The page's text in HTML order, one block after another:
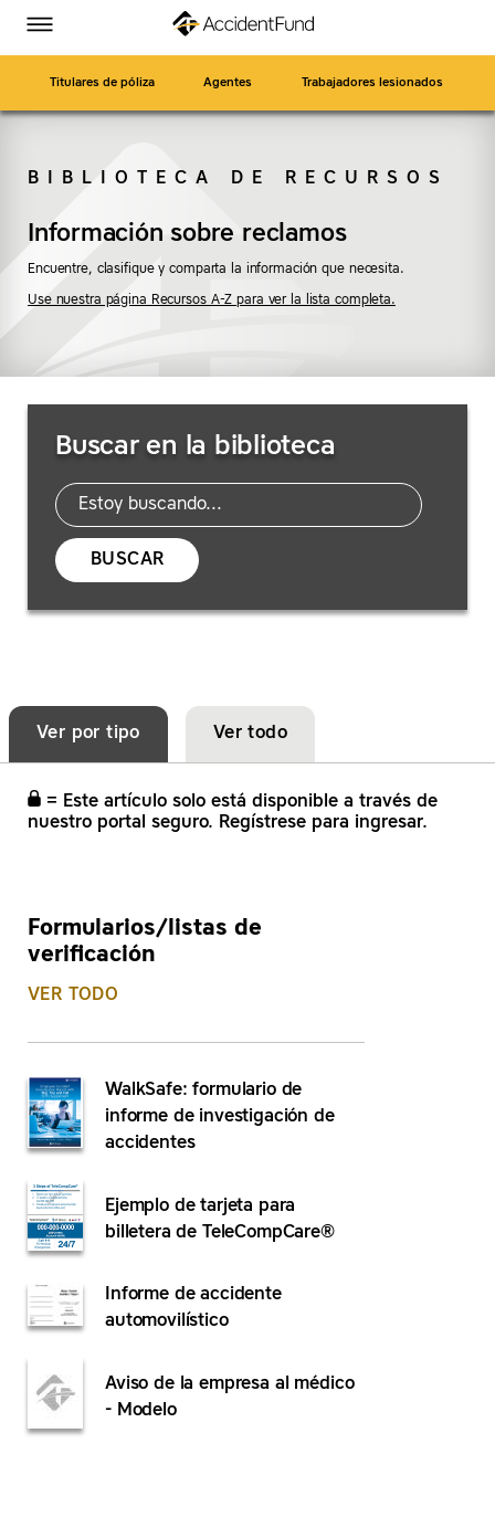
inicio
contenido
Alternar
menú
BUSCAR
Titulares de póliza Agentes Trabajadores lesionados
BIBLIOTECA DE RECURSOS
Información sobre reclamos
Encuentre, clasifique y comparta la información que necesita.
Use nuestra página Recursos A-Z para ver la lista completa.
Buscar en la biblioteca
recursos
BUSCAR
Ver por tipo Ver todo
= Este artículo solo está disponible a través de
nuestro portal seguro. Regístrese para ingresar.
Formularios/listas de
verificación
VER TODO
WalkSafe: formulario de
informe de investigación de
accidentes
Ejemplo de tarjeta para
billetera de TeleCompCare®
Informe de accidente
automovilístico
Aviso de la empresa al médico
- Modelo
Accident
Accident
Accident
Accident